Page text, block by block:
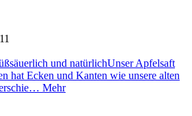
und natürlichUnser Apfelsaft
hat Ecken und Kanten wie unsere alten
Mehr